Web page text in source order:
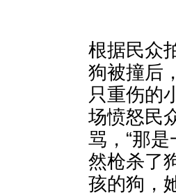
根据民众
狗被撞后
只重伤的
场愤怒民
骂，“那是
然枪杀了
孩的狗，